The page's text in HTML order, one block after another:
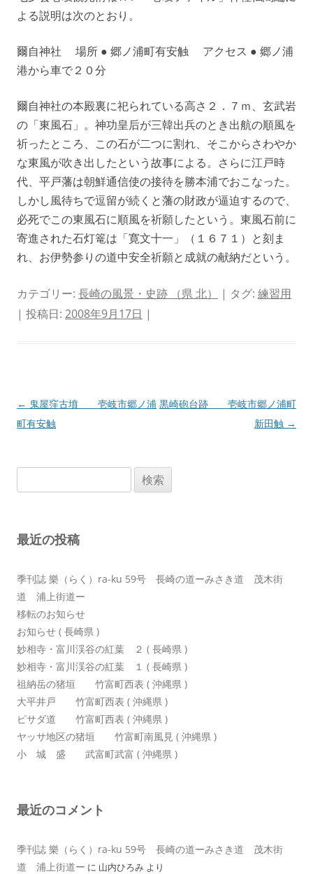
よる説明は次のとおり。
爾自神社 場所 ● 郷ノ浦町有安触 アクセス ● 郷ノ浦
港から車で２０分
爾自神社の本殿裏に祀られている高さ２．７ｍ、玄武岩
の「東風石」。神功皇后が三韓出兵のとき出航の順風を
祈ったところ、この石が二つに割れ、そこからさわやか
な東風が吹き出したという故事による。さらに江戸時
代、平戸藩は朝鮮通信使の接待を勝本浦でおこなった。
しかし風待ちで逗留が続くと藩の財政が逼迫するので、
必死でこの東風石に順風を祈願したという。東風石前に
寄進された石灯篭は「寛文十一」（１６７１）と刻ま
れ、お伊勢参りの道中安全祈願と成就の献納だという。
カテゴリー: 長崎の風景・史跡 （県 北） | タグ: 練習用
| 投稿日: 2008年9月17日 |
投
稿
ョ
← 鬼屋窪古墳 壱岐市郷ノ浦
町有安触
黒崎砲台跡 壱岐市郷ノ浦町
新田触 →
索:
最近の投稿
季刊誌 樂（らく）ra-ku 59号 長崎の道ーみさき道 茂木街
道 浦上街道ー
移転のお知らせ
お知らせ ( 長崎県 )
妙相寺・富川渓谷の紅葉 ２ ( 長崎県 )
妙相寺・富川渓谷の紅葉 １ ( 長崎県 )
祖納岳の猪垣 竹富町西表 ( 沖縄県 )
大平井戸 竹富町西表 ( 沖縄県 )
ピサダ道 竹富町西表 ( 沖縄県 )
ヤッサ地区の猪垣 竹富町南風見 ( 沖縄県 )
小 城 盛 武富町武富 ( 沖縄県 )
最近のコメント
季刊誌 樂（らく）ra-ku 59号 長崎の道ーみさき道 茂木街
道 浦上街道ー に 山内ひろみ より